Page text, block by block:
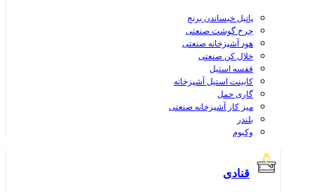
پاتیل خیساندن برنج
چرخ گوشت صنعتی
هود آشپزخانه صنعتی
خلال کن صنعتی
قفسه استیل
کابینت استیل آشپزخانه
گاری حمل
میز کار آشپزخانه صنعتی
بلندر
وکیوم
قنادی